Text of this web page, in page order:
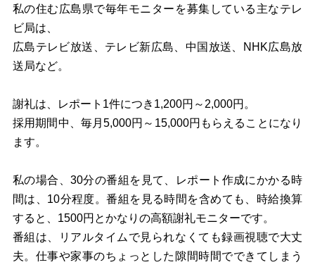
私の住む広島県で毎年モニターを募集している主なテレ
ビ局は、
広島テレビ放送、テレビ新広島、中国放送、NHK広島放
送局など。
謝礼は、レポート1件につき1,200円～2,000円。
採用期間中、毎月5,000円～15,000円もらえることになり
ます。
私の場合、30分の番組を見て、レポート作成にかかる時
間は、10分程度。番組を見る時間を含めても、時給換算
すると、1500円とかなりの高額謝礼モニターです。
番組は、リアルタイムで見られなくても録画視聴で大丈
夫。仕事や家事のちょっとした隙間時間でできてしまう